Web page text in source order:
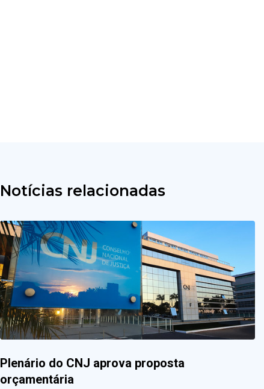
Notícias relacionadas
Plenário do CNJ aprova proposta
orçamentária